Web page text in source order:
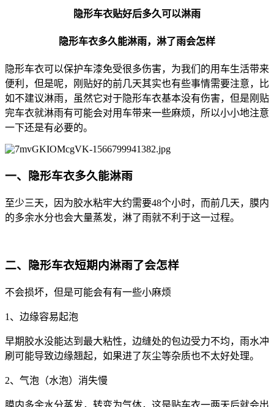
隐形车衣贴好后多久可以淋雨
隐形车衣多久能淋雨，淋了雨会怎样
隐形车衣可以保护车漆免受很多伤害，为我们的用车生活带来
便利，但是呢，刚贴好的前几天其实也有些事情需要注意，比
如不建议淋雨，虽然它对于隐形车衣基本没有伤害，但是刚贴
完车衣就淋雨有可能会对用车带来一些麻烦，所以小小地注意
一下还是有必要的。
一、隐形车衣多久能淋雨
至少三天，因为胶水粘牢大约需要48个小时，而前几天，膜内
的多余水分也会大量蒸发，淋了雨就不利于这一过程。
二、隐形车衣短期内淋雨了会怎样
不会损坏，但是可能会有有一些小麻烦
1、边缘容易起泡
早期胶水没能达到最大粘性，边缝处的包边受力不均，雨水冲
刷可能导致边缘翘起，如果进了灰尘等杂质也不太好处理。
2、气泡（水泡）消失慢
膜内多余水分蒸发，转变为气体，这是贴车衣一两天后就会出